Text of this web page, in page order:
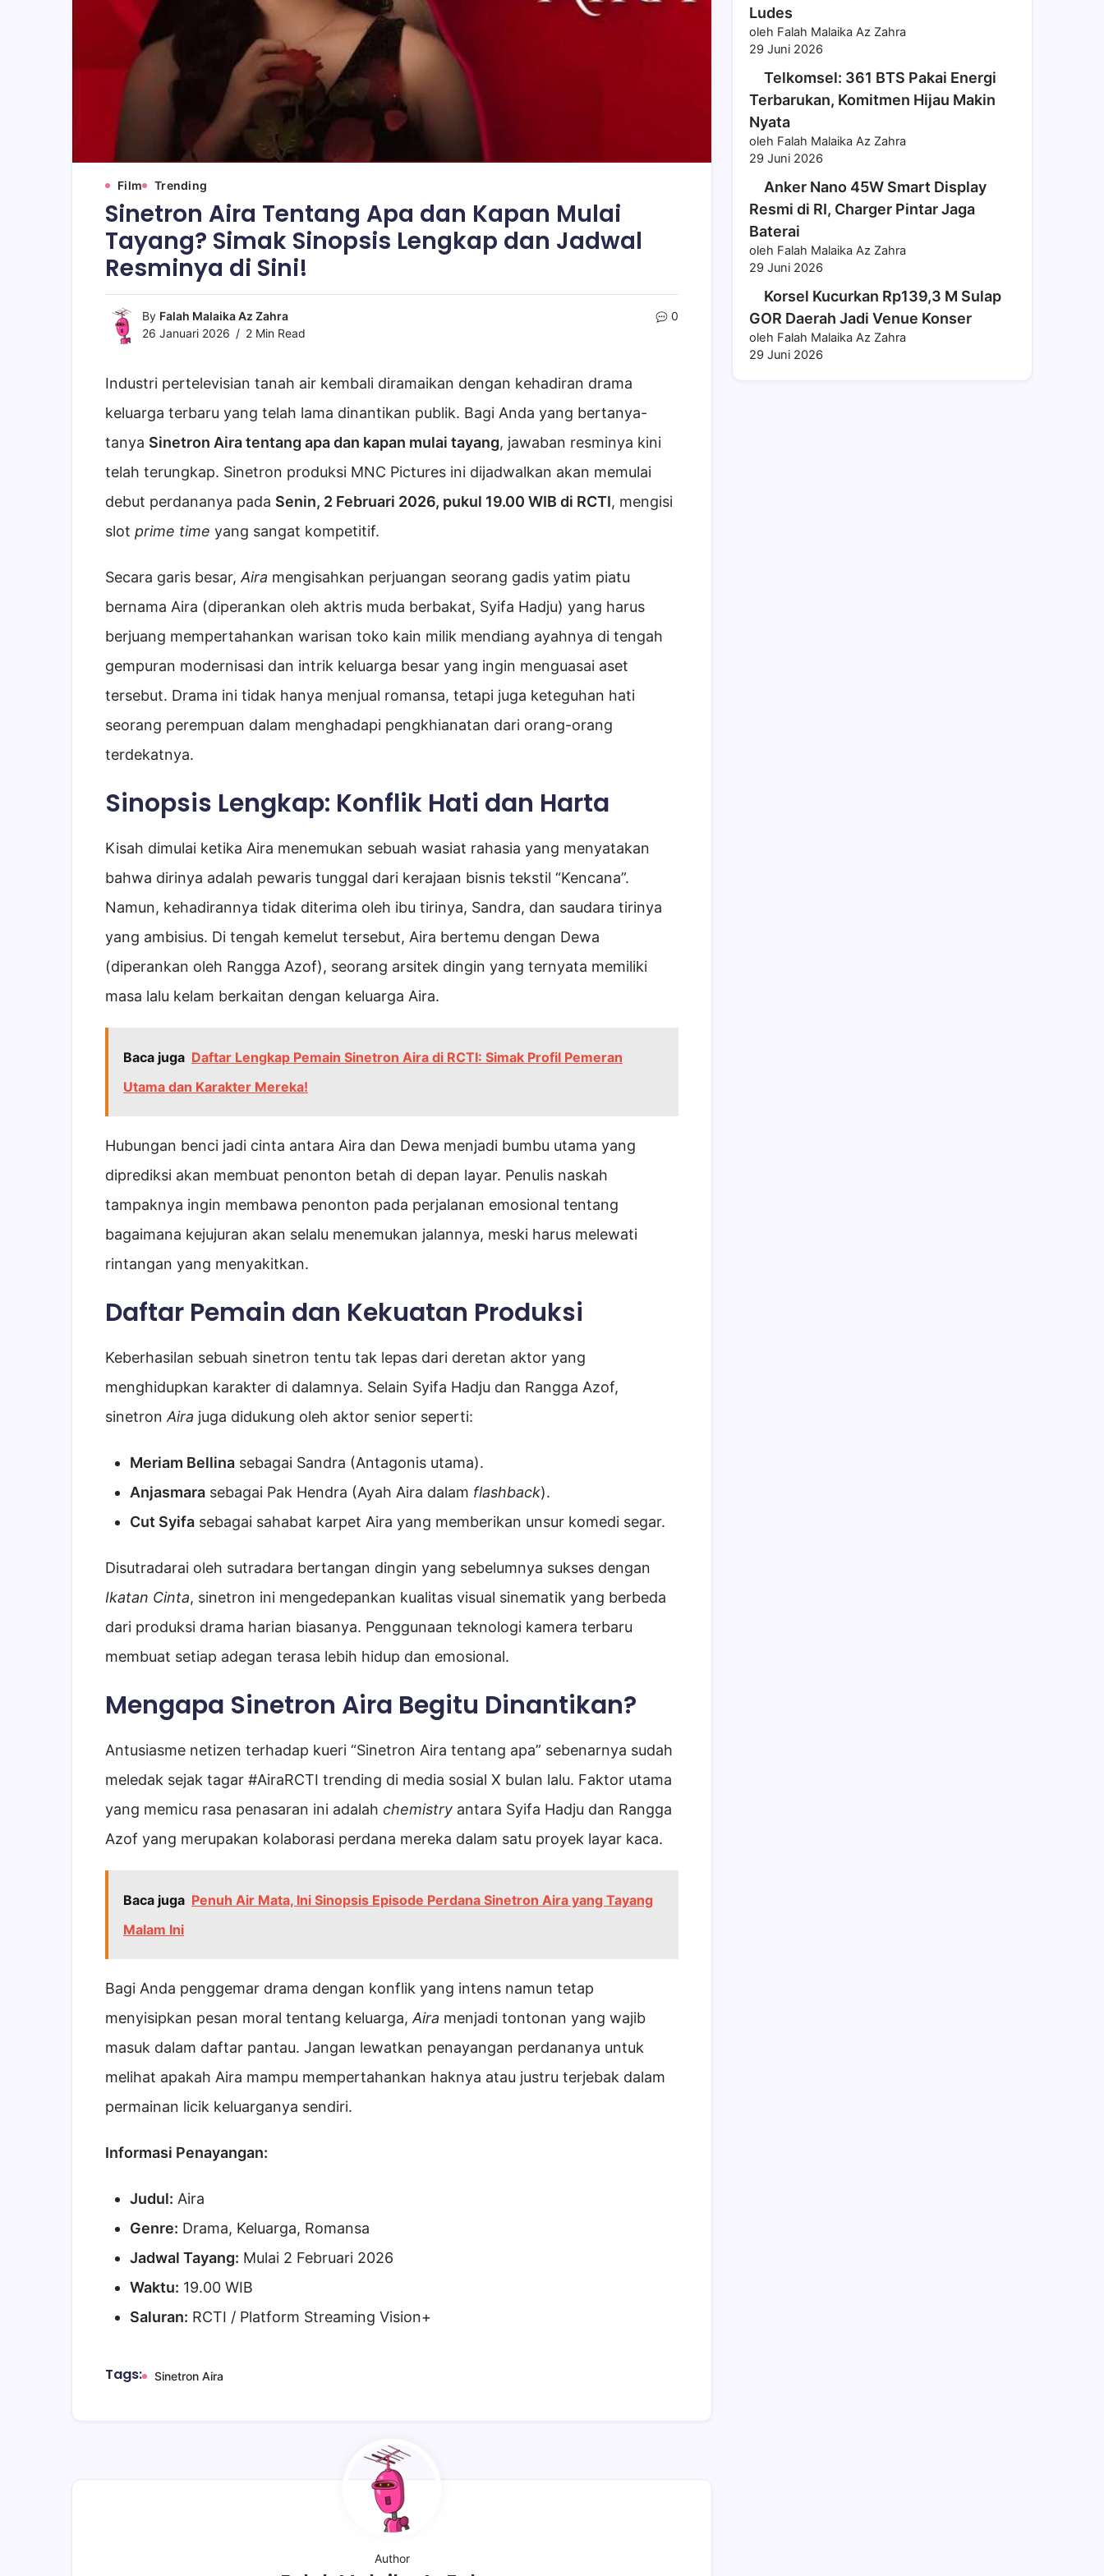
Film Trending
Sinetron Aira Tentang Apa dan Kapan Mulai
Tayang? Simak Sinopsis Lengkap dan Jadwal
Resminya di Sini!
By Falah Malaika Az Zahra
26 Januari 2026
2 Min Read
0
Industri pertelevisian tanah air kembali diramaikan dengan kehadiran drama
keluarga terbaru yang telah lama dinantikan publik. Bagi Anda yang bertanya-
tanya Sinetron Aira tentang apa dan kapan mulai tayang, jawaban resminya kini
telah terungkap. Sinetron produksi MNC Pictures ini dijadwalkan akan memulai
debut perdananya pada Senin, 2 Februari 2026, pukul 19.00 WIB di RCTI, mengisi
slot prime time yang sangat kompetitif.
Secara garis besar, Aira mengisahkan perjuangan seorang gadis yatim piatu
bernama Aira (diperankan oleh aktris muda berbakat, Syifa Hadju) yang harus
berjuang mempertahankan warisan toko kain milik mendiang ayahnya di tengah
gempuran modernisasi dan intrik keluarga besar yang ingin menguasai aset
tersebut. Drama ini tidak hanya menjual romansa, tetapi juga keteguhan hati
seorang perempuan dalam menghadapi pengkhianatan dari orang-orang
terdekatnya.
Sinopsis Lengkap: Konflik Hati dan Harta
Kisah dimulai ketika Aira menemukan sebuah wasiat rahasia yang menyatakan
bahwa dirinya adalah pewaris tunggal dari kerajaan bisnis tekstil “Kencana”.
Namun, kehadirannya tidak diterima oleh ibu tirinya, Sandra, dan saudara tirinya
yang ambisius. Di tengah kemelut tersebut, Aira bertemu dengan Dewa
(diperankan oleh Rangga Azof), seorang arsitek dingin yang ternyata memiliki
masa lalu kelam berkaitan dengan keluarga Aira.
Baca juga Daftar Lengkap Pemain Sinetron Aira di RCTI: Simak Profil Pemeran
Utama dan Karakter Mereka!
Hubungan benci jadi cinta antara Aira dan Dewa menjadi bumbu utama yang
diprediksi akan membuat penonton betah di depan layar. Penulis naskah
tampaknya ingin membawa penonton pada perjalanan emosional tentang
bagaimana kejujuran akan selalu menemukan jalannya, meski harus melewati
rintangan yang menyakitkan.
Daftar Pemain dan Kekuatan Produksi
Keberhasilan sebuah sinetron tentu tak lepas dari deretan aktor yang
menghidupkan karakter di dalamnya. Selain Syifa Hadju dan Rangga Azof,
sinetron Aira juga didukung oleh aktor senior seperti:
Meriam Bellina sebagai Sandra (Antagonis utama).
Anjasmara sebagai Pak Hendra (Ayah Aira dalam flashback).
Cut Syifa sebagai sahabat karpet Aira yang memberikan unsur komedi segar.
Disutradarai oleh sutradara bertangan dingin yang sebelumnya sukses dengan
Ikatan Cinta, sinetron ini mengedepankan kualitas visual sinematik yang berbeda
dari produksi drama harian biasanya. Penggunaan teknologi kamera terbaru
membuat setiap adegan terasa lebih hidup dan emosional.
Mengapa Sinetron Aira Begitu Dinantikan?
Antusiasme netizen terhadap kueri “Sinetron Aira tentang apa” sebenarnya sudah
meledak sejak tagar #AiraRCTI trending di media sosial X bulan lalu. Faktor utama
yang memicu rasa penasaran ini adalah chemistry antara Syifa Hadju dan Rangga
Azof yang merupakan kolaborasi perdana mereka dalam satu proyek layar kaca.
Baca juga Penuh Air Mata, Ini Sinopsis Episode Perdana Sinetron Aira yang Tayang
Malam Ini
Bagi Anda penggemar drama dengan konflik yang intens namun tetap
menyisipkan pesan moral tentang keluarga, Aira menjadi tontonan yang wajib
masuk dalam daftar pantau. Jangan lewatkan penayangan perdananya untuk
melihat apakah Aira mampu mempertahankan haknya atau justru terjebak dalam
permainan licik keluarganya sendiri.
Informasi Penayangan:
Judul: Aira
Genre: Drama, Keluarga, Romansa
Jadwal Tayang: Mulai 2 Februari 2026
Waktu: 19.00 WIB
Saluran: RCTI / Platform Streaming Vision+
Tags: Sinetron Aira
Author
Ludes
oleh Falah Malaika Az Zahra
29 Juni 2026
Telkomsel: 361 BTS Pakai Energi
Terbarukan, Komitmen Hijau Makin
Nyata
oleh Falah Malaika Az Zahra
29 Juni 2026
Anker Nano 45W Smart Display
Resmi di RI, Charger Pintar Jaga
Baterai
oleh Falah Malaika Az Zahra
29 Juni 2026
Korsel Kucurkan Rp139,3 M Sulap
GOR Daerah Jadi Venue Konser
oleh Falah Malaika Az Zahra
29 Juni 2026